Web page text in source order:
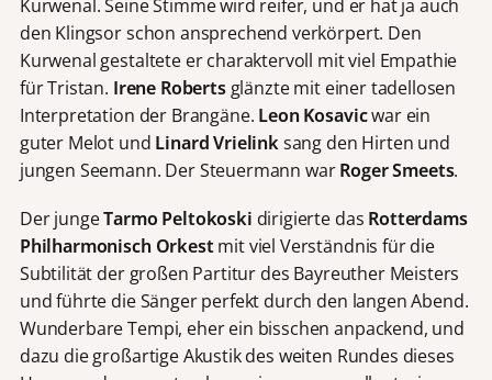
Kurwenal. Seine Stimme wird reifer, und er hat ja auch
den Klingsor schon ansprechend verkörpert. Den
Kurwenal gestaltete er charaktervoll mit viel Empathie
für Tristan. Irene Robertsglänzte mit einer tadellosen
Interpretation der Brangäne. Leon Kosavicwar ein
guter Melot und Linard Vrielinksang den Hirten und
jungen Seemann. Der Steuermann warRoger Smeets.
Der jungeTarmo Peltokoski dirigierte das Rotterdams
Philharmonisch Orkestmit viel Verständnis für die
Subtilität der großen Partitur des Bayreuther Meisters
und führte die Sänger perfekt durch den langen Abend.
Wunderbare Tempi, eher ein bisschen anpackend, und
dazu die großartige Akustik des weiten Rundes dieses